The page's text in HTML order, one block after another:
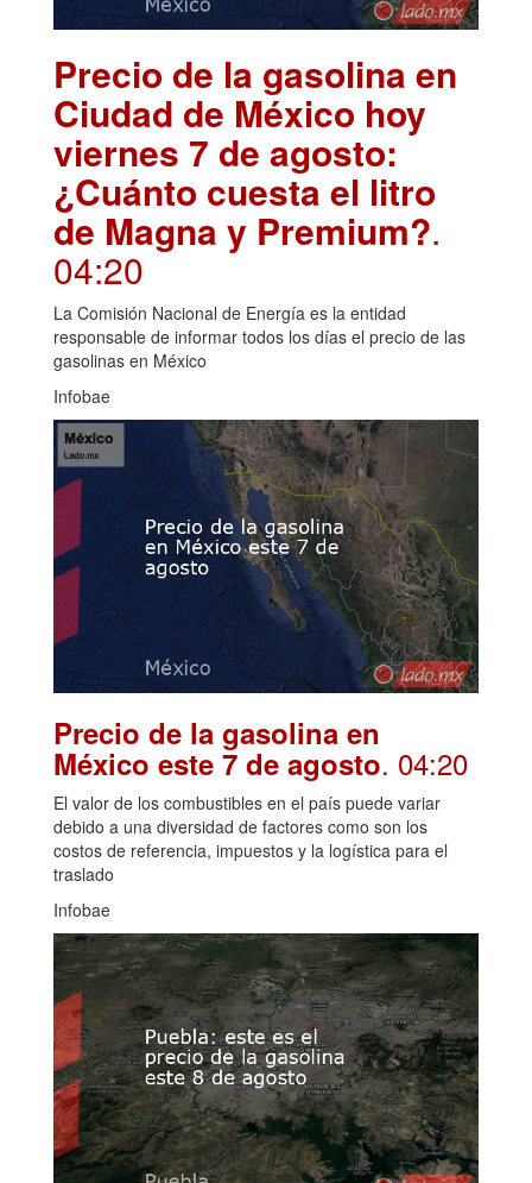
Precio de la gasolina en
Ciudad de México hoy
viernes 7 de agosto:
¿Cuánto cuesta el litro
de Magna y Premium?.
04:20
La Comisión Nacional de Energía es la entidad
responsable de informar todos los días el precio de las
gasolinas en México
Infobae
Precio de la gasolina en
México este 7 de agosto. 04:20
El valor de los combustibles en el país puede variar
debido a una diversidad de factores como son los
costos de referencia, impuestos y la logística para el
traslado
Infobae